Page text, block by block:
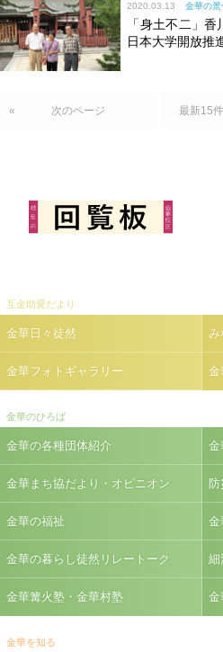
2020.03.13 金華の
「身土不二」
日本大学開放推
次のページ
« 最新15件
互金助愛だより
金華日々徒然 み
金華フォトギャラリー 金
金華のひろば
金華の各種団体紹介 金
金華まち協だより・オピニオン
金華の福祉 金
金華の暮らし徒然リレートーク 細
金華篝火塾・金華村塾 金
金華を知る